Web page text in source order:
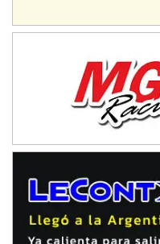
Parque de la Velocidad (Asfalto)
Villaguay (Entre Ríos)
VICTORIENSE - F7
Victoria (Entre Ríos)
Moto Club Reginense (Tierra)
Gral. E. Godoy (Río Negro)
CSK - F7